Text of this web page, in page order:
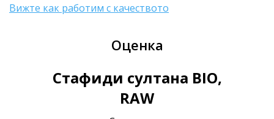
Вижте как работим с качеството
Оценка
Стафиди султана BIO,
RAW